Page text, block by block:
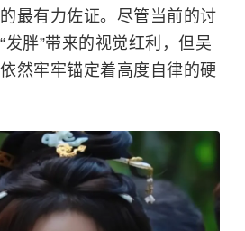
最有力佐证。尽管当前的讨
胖”带来的视觉红利，但吴
然牢牢锚定着高度自律的硬